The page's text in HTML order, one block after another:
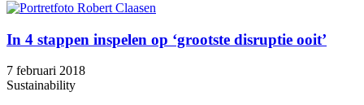
In 4 stappen inspelen op ‘grootste disruptie ooit’
7 februari 2018
Sustainability